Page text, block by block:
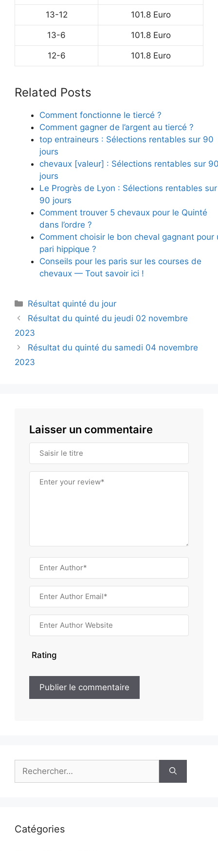
13-12 101.8 Euro
13-6 101.8 Euro
12-6 101.8 Euro
Related Posts
Comment fonctionne le tiercé ?
Comment gagner de l’argent au tiercé ?
top entraineurs : Sélections rentables sur 90
jours
chevaux [valeur] : Sélections rentables sur
jours
Le Progrès de Lyon : Sélections rentables sur
90 jours
Comment trouver 5 chevaux pour le Quinté
dans l’ordre ?
Comment choisir le bon cheval gagnant pour
pari hippique ?
Conseils pour les paris sur les courses de
chevaux — Tout savoir ici !
Catégories
Résultat quinté du jour
Résultat du quinté du jeudi 02 novembre
2023
Résultat du quinté du samedi 04 novembre
2023
Laisser un commentaire
Rating
Catégories